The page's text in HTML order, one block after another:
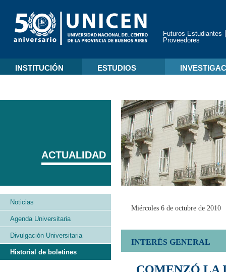
Futuros Estudiantes
Proveedores
INSTITUCIÓN ESTUDIOS
Miércoles 6 de octubre de 2010
INTERÉS GENERAL
ACTUALIDAD
Noticias
Agenda Universitaria
Divulgación Universitaria
Historial de boletines